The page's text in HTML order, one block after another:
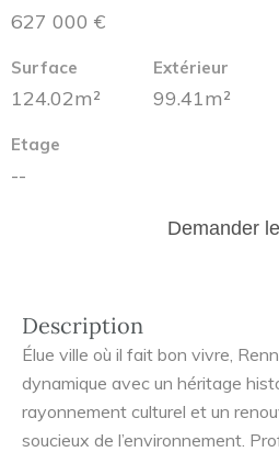
627 000 €
Surface
124.02m²
Extérieur
99.41m²
Etage
--
Demander
Description
Élue ville où il fait bon vivre,
dynamique avec un héritage
rayonnement culturel et un
soucieux de l’environnement.